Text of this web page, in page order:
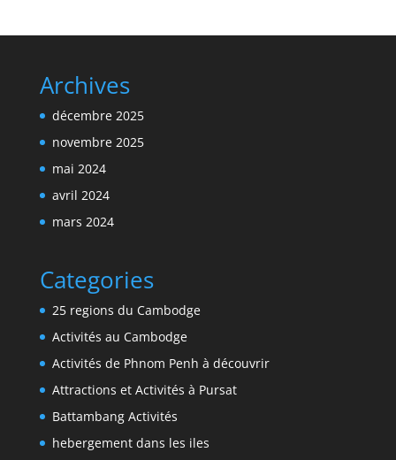
Archives
décembre 2025
novembre 2025
mai 2024
avril 2024
mars 2024
Categories
25 regions du Cambodge
Activités au Cambodge
Activités de Phnom Penh à découvrir
Attractions et Activités à Pursat
Battambang Activités
hebergement dans les iles